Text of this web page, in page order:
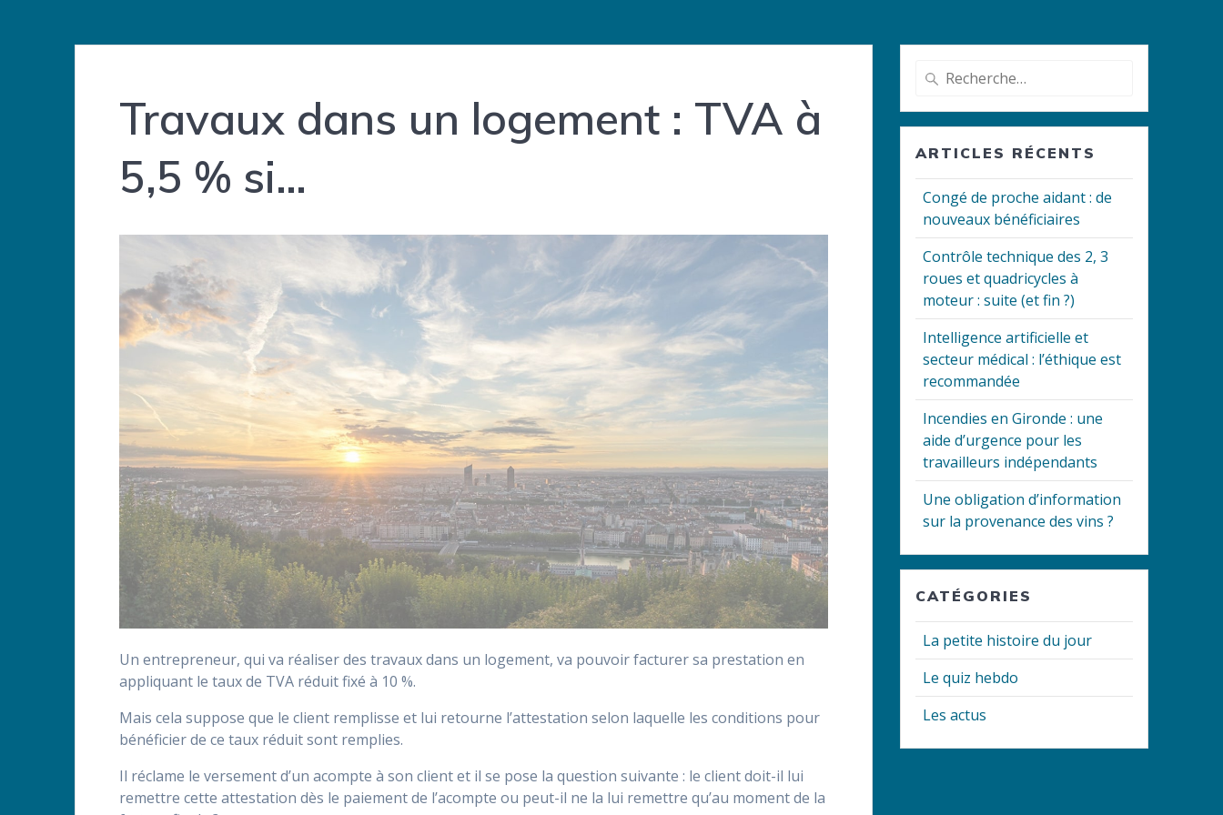
Travaux dans un logement : TVA à
5,5 % si…
Un entrepreneur, qui va réaliser des travaux dans un logement, va pouvoir facturer sa prestation en
appliquant le taux de TVA réduit fixé à 10 %.
Mais cela suppose que le client remplisse et lui retourne l’attestation selon laquelle les conditions pour
bénéficier de ce taux réduit sont remplies.
Il réclame le versement d’un acompte à son client et il se pose la question suivante : le client doit-il lui
remettre cette attestation dès le paiement de l’acompte ou peut-il ne la lui remettre qu’au moment de la
Recherche
:
ARTICLES RÉCENTS
Congé de proche aidant : de
nouveaux bénéficiaires
Contrôle technique des 2, 3
roues et quadricycles à
moteur : suite (et fin ?)
Intelligence artificielle et
secteur médical : l’éthique est
recommandée
Incendies en Gironde : une
aide d’urgence pour les
travailleurs indépendants
Une obligation d’information
sur la provenance des vins ?
CATÉGORIES
La petite histoire du jour
Le quiz hebdo
Les actus